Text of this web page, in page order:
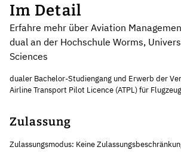
Im Detail
Erfahre mehr über Aviation
dual an der Hochschule Worms,
Sciences
dualer Bachelor-Studiengang und Erwerb der
Airline Transport Pilot Licence (ATPL) für
Zulassung
Zulassungsmodus: Keine